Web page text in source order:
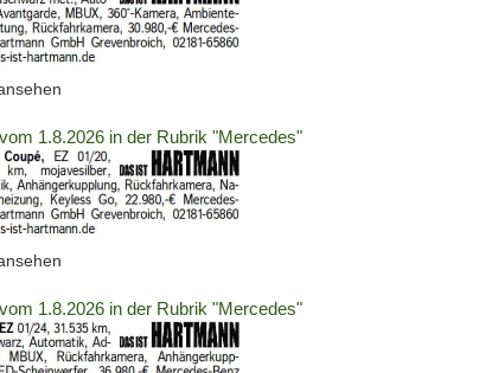
(ID:
1.8.2026 in der Rubrik "Mercedes"
(ID:
1.8.2026 in der Rubrik "Mercedes"